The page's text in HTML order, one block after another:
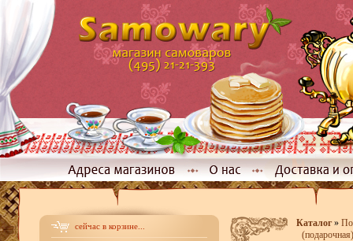
сейчас в корзине... Каталог»
(подарочная)